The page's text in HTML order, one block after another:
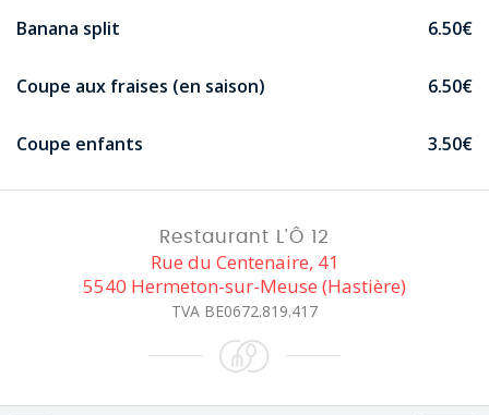
Banana split 6.50€
Coupe aux fraises (en saison) 6.50€
Coupe enfants 3.50€
Restaurant L'Ô 12
Rue du Centenaire, 41
5540 Hermeton-sur-Meuse (Hastière)
TVA BE0672.819.417